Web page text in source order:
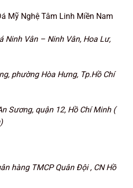
Mỹ Nghệ Tâm Linh Miền Nam
Ninh Vân – Ninh Vân, Hoa Lư,
phường Hòa Hưng, Tp.Hồ Chí
Sương, quận 12, Hồ Chí Minh (
hàng TMCP Quân Đội , CN Hồ